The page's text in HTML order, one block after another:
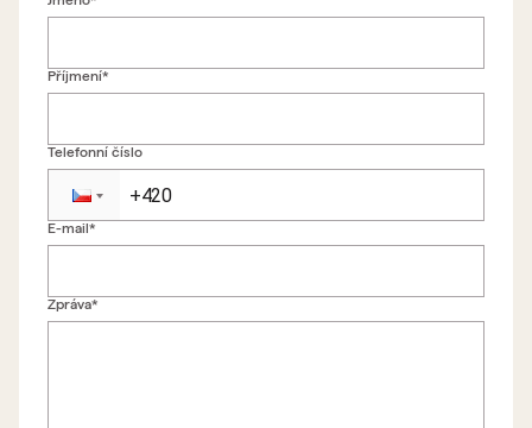
Zpět na formulář
Příjmení*
Telefonní číslo
E-mail*
Zpráva*